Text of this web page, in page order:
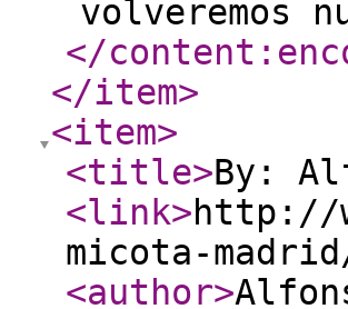
volveremos
</
</item>
<item>
<title>By:
<link>http://
micota-
<author>